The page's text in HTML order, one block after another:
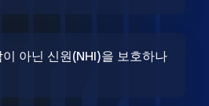
아닌 신원(NHI)을 보호하나